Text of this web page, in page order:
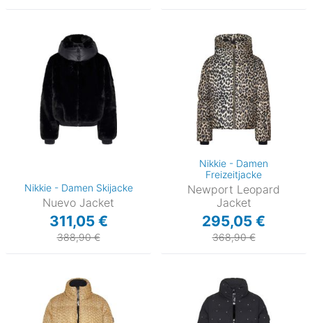
Nikkie - Damen Skijacke
Nuevo Jacket
311,05 €
388,90 €
Nikkie - Damen
Freizeitjacke
Newport Leopard
Jacket
295,05 €
368,90 €